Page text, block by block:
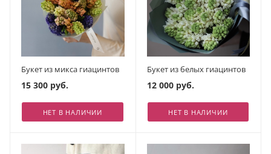
Букет из микса гиацинтов
15 300 руб.
НЕТ В НАЛИЧИИ
Букет из белых гиацинтов
12 000 руб.
НЕТ В НАЛИЧИИ